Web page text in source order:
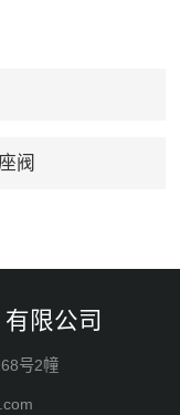
阀
限公司
号2幢